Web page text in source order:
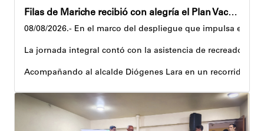
Filas de Mariche recibió con alegría el Plan Vacacional Venezuela RÍE 2026
08/08/2026.- En el marco del despliegue que impulsa el
La jornada integral contó con la asistencia de recreadores
Acompañando al alcalde Diógenes Lara en un recorrido,
Al respecto, señaló dos espacios permanentes habilitados
Precisamente, el Plan Vacacional Venezuela RÍE 2026